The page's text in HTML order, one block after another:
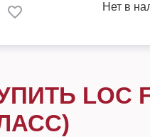
Нет в
LOC